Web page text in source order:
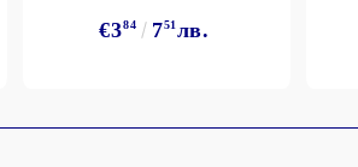
€384 751лв.